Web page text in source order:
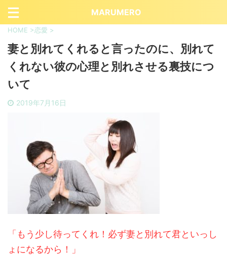
MARUMERO
HOME >恋愛 >
妻と別れてくれると言ったのに、別れて
くれない彼の心理と別れさせる裏技につ
いて
2019年7月16日
「もう少し待ってくれ！必ず妻と別れて君といっし
ょになるから！」